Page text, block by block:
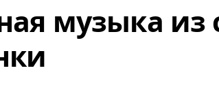
музыка из